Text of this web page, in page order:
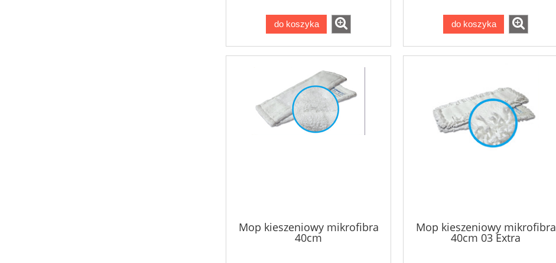
do koszyka do koszyka
Mop kieszeniowy mikrofibra
40cm
Mop kieszeniowy mikrofibra
40cm 03 Extra